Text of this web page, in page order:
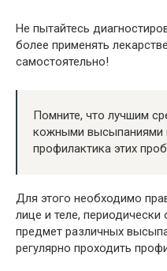
Не пытайтесь
более применять
самостоятельно!
Помните, что лучшим
кожными высыпаниями
профилактика этих
Для этого необходимо
лице и теле, периодически
предмет различных
регулярно проходить